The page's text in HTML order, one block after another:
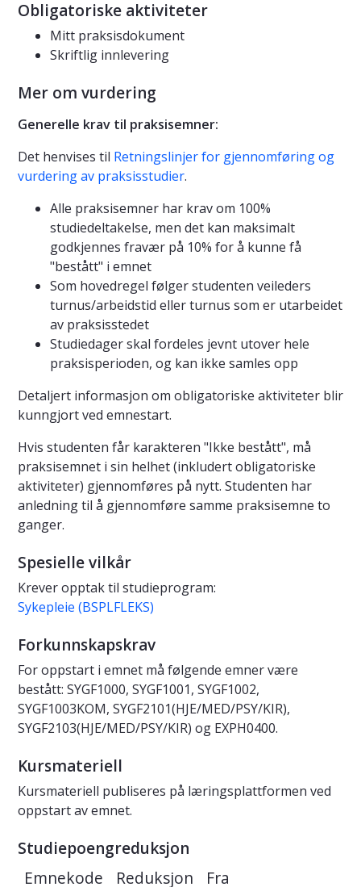
Obligatoriske aktiviteter
Mitt praksisdokument
Skriftlig innlevering
Mer om vurdering
Generelle krav til praksisemner:
Det henvises til Retningslinjer for gjennomføring og
vurdering av praksisstudier.
Alle praksisemner har krav om 100%
studiedeltakelse, men det kan maksimalt
godkjennes fravær på 10% for å kunne få
"bestått" i emnet
Som hovedregel følger studenten veileders
turnus/arbeidstid eller turnus som er utarbeidet
av praksisstedet
Studiedager skal fordeles jevnt utover hele
praksisperioden, og kan ikke samles opp
Detaljert informasjon om obligatoriske aktiviteter blir
kunngjort ved emnestart.
Hvis studenten får karakteren "Ikke bestått", må
praksisemnet i sin helhet (inkludert obligatoriske
aktiviteter) gjennomføres på nytt. Studenten har
anledning til å gjennomføre samme praksisemne to
ganger.
Spesielle vilkår
Krever opptak til studieprogram:
Sykepleie (BSPLFLEKS)
Forkunnskapskrav
For oppstart i emnet må følgende emner være
bestått: SYGF1000, SYGF1001, SYGF1002,
SYGF1003KOM, SYGF2101(HJE/MED/PSY/KIR),
SYGF2103(HJE/MED/PSY/KIR) og EXPH0400.
Kursmateriell
Kursmateriell publiseres på læringsplattformen ved
oppstart av emnet.
Studiepoengreduksjon
Emnekode Reduksjon Fra